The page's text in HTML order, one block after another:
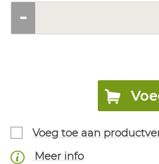
Voeg toe aan
Meer info